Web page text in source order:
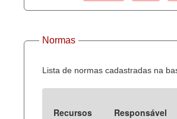
Contato
Normas
Lista de normas cadastradas na
Recursos Responsável